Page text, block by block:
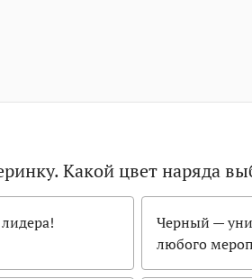
Какой цвет наряда
Черный —
любого